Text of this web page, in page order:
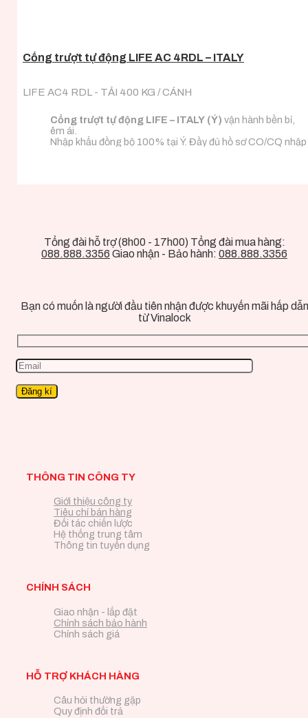
Cổng trượt tự động LIFE AC 4RDL – ITALY
LIFE AC4 RDL - TẢI 400 KG / CÁNH
Cổng trượt tự động LIFE – ITALY (Ý) vận hành bền bỉ,
êm ái.
Nhập khẩu đồng bộ 100% tại Ý. Đầy đủ hồ sơ CO/CQ nhập
Tổng đài hỗ trợ (8h00 - 17h00) Tổng đài mua hàng:
088.888.3356 Giao nhận - Bảo hành: 088.888.3356
Bạn có muốn là người đầu tiên nhận được khuyến mãi hấp dẫn
từ Vinalock
THÔNG TIN CÔNG TY
Giới thiệu công ty
Tiêu chí bán hàng
Đối tác chiến lược
Hệ thống trung tâm
Thông tin tuyển dụng
CHÍNH SÁCH
Giao nhận - lắp đặt
Chính sách bảo hành
Chính sách giá
HỖ TRỢ KHÁCH HÀNG
Câu hỏi thường gặp
Quy định đổi trả